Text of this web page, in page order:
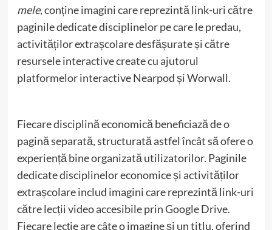
mele, conține imagini care reprezintă link-uri către
paginile dedicate disciplinelor pe care le predau,
activităților extrașcolare desfășurate și către
resursele interactive create cu ajutorul
platformelor interactive Nearpod și Worwall.
Fiecare disciplină economică beneficiază de o
pagină separată, structurată astfel încât să ofere o
experiență bine organizată utilizatorilor. Paginile
dedicate disciplinelor economice și activităților
extrașcolare includ imagini care reprezintă link-uri
către lecții video accesibile prin Google Drive.
Fiecare lecție are câte o imagine și un titlu, oferind